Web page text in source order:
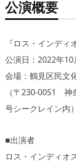
公演概要
『ロス・インディ
公演日：2022年
会場：鶴見区民文
（〒230-0051 神
号シークレイン内）
■出演者
ロス・インディオ